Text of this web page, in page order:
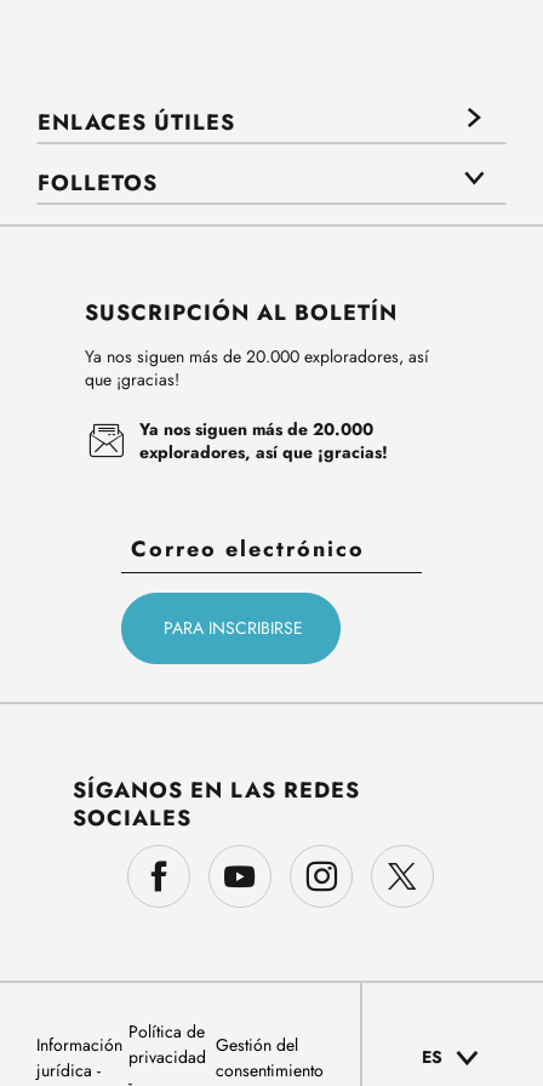
ENLACES ÚTILES
FOLLETOS
SUSCRIPCIÓN AL BOLETÍN
Ya nos siguen más de 20.000 exploradores, así
que ¡gracias!
Ya nos siguen más de 20.000
exploradores, así que ¡gracias!
SÍGANOS EN LAS REDES
SOCIALES
Información
jurídica
Política de
privacidad
Gestión del
consentimiento
ES